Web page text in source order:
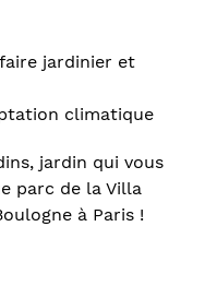
jardinier et
climatique
jardin qui vous
parc de la Villa
à Paris !